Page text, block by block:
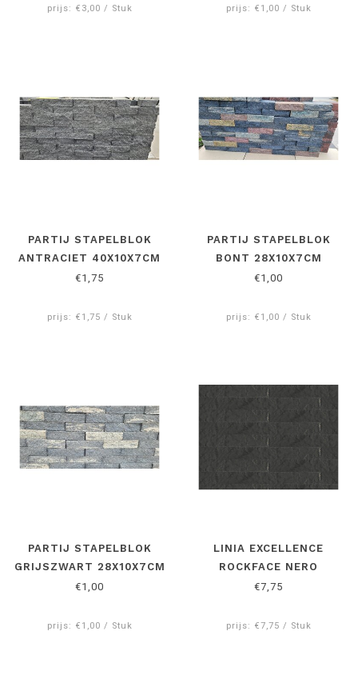
prijs: €3,00 / Stuk prijs: €1,00 / Stuk
PARTIJ STAPELBLOK
ANTRACIET 40X10X7CM
€1,75
prijs: €1,75 / Stuk
PARTIJ STAPELBLOK
BONT 28X10X7CM
€1,00
prijs: €1,00 / Stuk
PARTIJ STAPELBLOK
GRIJSZWART 28X10X7CM
€1,00
prijs: €1,00 / Stuk
LINIA EXCELLENCE
ROCKFACE NERO
10X15X60
€7,75
prijs: €7,75 / Stuk